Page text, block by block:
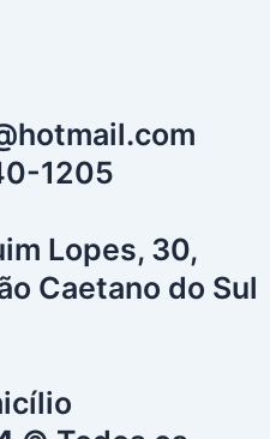
1205
Lopes, 30,
Caetano do Sul